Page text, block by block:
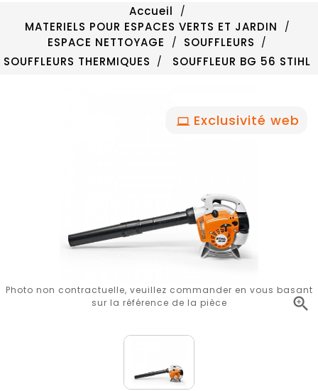
Accueil
MATERIELS POUR ESPACES VERTS ET JARDIN
ESPACE NETTOYAGE
SOUFFLEURS
SOUFFLEURS THERMIQUES
SOUFFLEUR BG 56 STIHL
Exclusivité web

Photo non contractuelle, veuillez commander en vous basant
sur la référence de la pièce